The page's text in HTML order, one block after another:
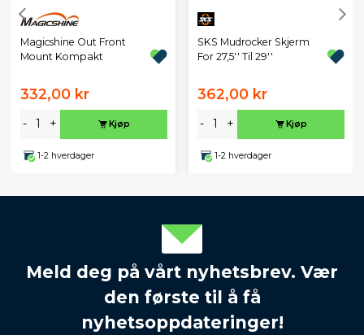
Magicshine Out Front
Mount Kompakt
332,00 kr
- + Kjøp
1-2 hverdager
SKS Mudrocker Skjerm
For 27,5'' Til 29''
362,00 kr
- + Kjøp
1-2 hverdager
Meld deg på vårt nyhetsbrev. Vær
den første til å få
nyhetsoppdateringer!